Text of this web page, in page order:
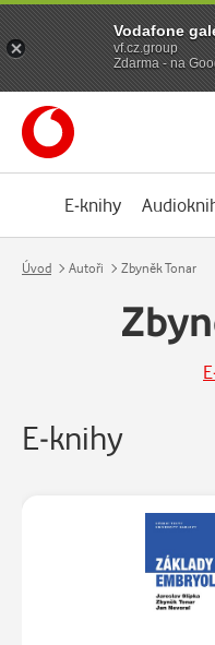
E-knihy
Úvod Autoři Zbyněk Tonar
E-knihy
Vodafone
vf.cz.group
Zdarma - na